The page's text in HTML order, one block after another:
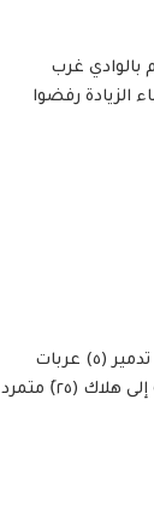
الطرفين تم دفنهم بالوادي غرب
الزيادة رفضوا
وفي سياق اخر أفادت تقارير ميدانية بهلاك (٣٢)متمرداً تابعين للمليشيا بمناطق متفرقة من كردفان وتم تدمير (٥) عربات
قتالية بمدينة المجلد الأحد .كما هلك (١٥) متمرد وتدمير(٢)عربة قتالية بمنطقة الخوي يوم الجمعة إضافة إلى هلاك (٢٥)َ متمرد